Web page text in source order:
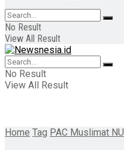
No Result
View All Result
No Result
View All Result
Home Tag PAC Muslimat NU